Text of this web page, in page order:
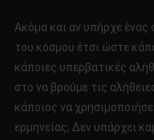
Ακόμα και αν υπήρχε ένας
του κόσμου έτσι ώστε
κάποιες υπερβατικές
στο να βρούμε τις
κάποιος να
ερμηνείας; Δεν υπάρχει